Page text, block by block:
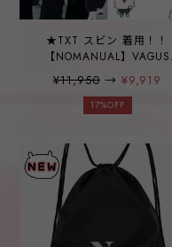
★TXT スビン 着用！！
【NOMANUAL】VAGUS
DUFFLE BAG - CHARCOAL
¥11,950→ ¥9,919
17%OFF